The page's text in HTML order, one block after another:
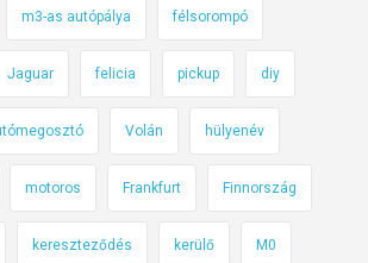
e
e
s
h
m3-as autópálya félsorompó
Jaguar felicia pickup diy
Volán hülyenév
motoros Frankfurt Finnország
kereszteződés kerülő M0